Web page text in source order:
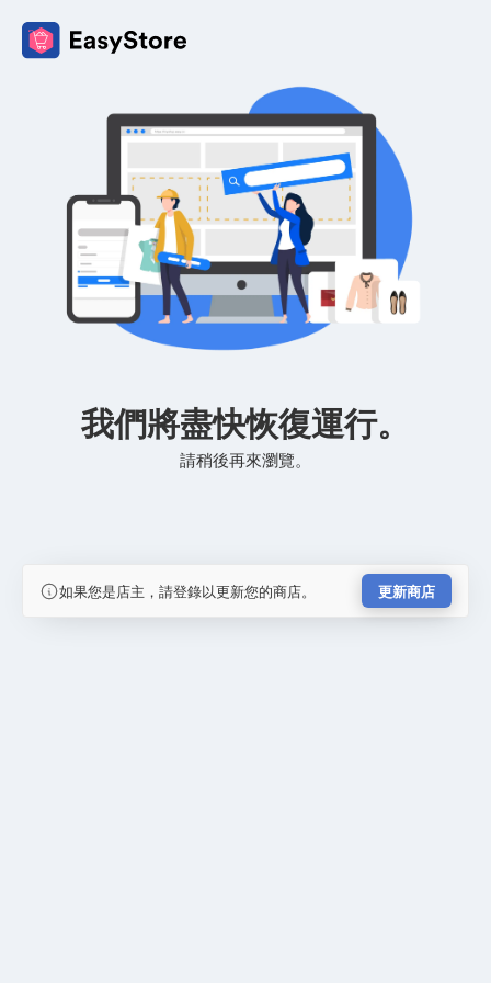
我們將盡快恢復運行。
請稍後再來瀏覽。
如果您是店主，請登錄以更新您的商店。 更新商店